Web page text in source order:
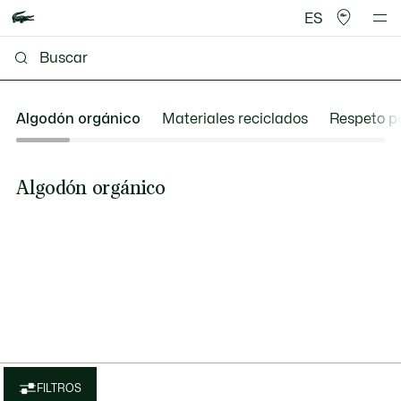
ES
Algodón orgánico Materiales reciclados Respeto
Algodón orgánico
FILTROS